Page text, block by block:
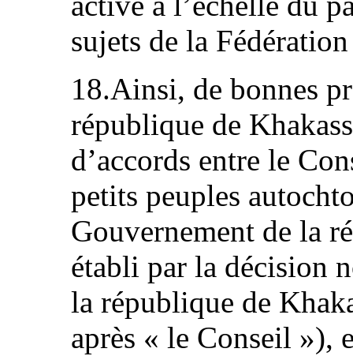
sujets de la
18.Ainsi, de bonnes
république de
d’accords entre le
petits peuples
Gouvernement de la
établi par la décision
la république de
après « le Conseil »),